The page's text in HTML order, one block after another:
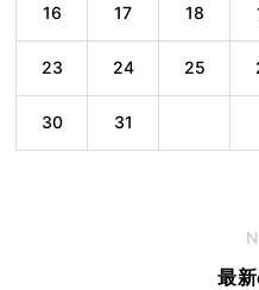
16 17 18
23 24 25
30 31
最